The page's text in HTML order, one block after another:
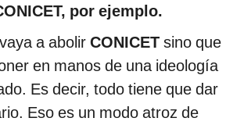
por ejemplo.
a abolir CONICET sino que
en manos de una ideología
Es decir, todo tiene que dar
Eso es un modo atroz de